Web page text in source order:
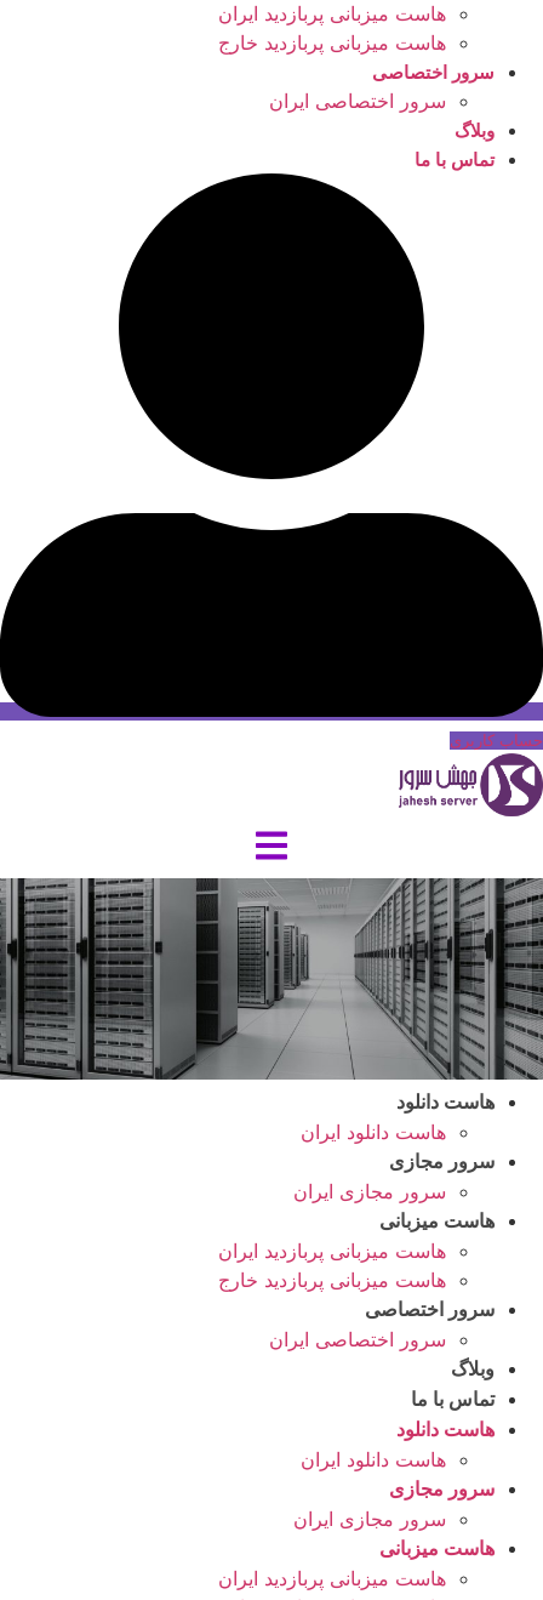
هاست میزبانی پربازدید ایران
هاست میزبانی پربازدید خارج
سرور اختصاصی
سرور اختصاصی ایران
وبلاگ
تماس با ما
حساب کاربری
هاست دانلود
هاست دانلود ایران
سرور مجازی
سرور مجازی ایران
هاست میزبانی
هاست میزبانی پربازدید ایران
هاست میزبانی پربازدید خارج
سرور اختصاصی
سرور اختصاصی ایران
وبلاگ
تماس با ما
هاست دانلود
هاست دانلود ایران
سرور مجازی
سرور مجازی ایران
هاست میزبانی
هاست میزبانی پربازدید ایران